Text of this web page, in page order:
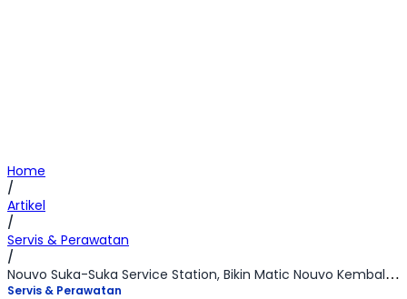
Home
/
Artikel
/
Servis & Perawatan
/
Nouvo Suka-Suka Service Station, Bikin Matic Nouvo Kembali Garang
Servis & Perawatan